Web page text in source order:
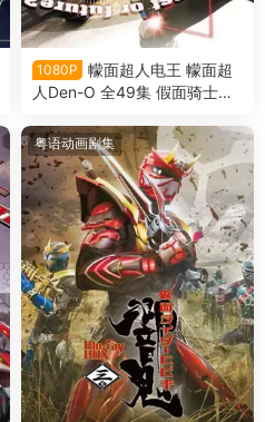
1080P
幪面超人电王 幪面超
人Den-O 全49集 假面骑士电
粤语动画剧集